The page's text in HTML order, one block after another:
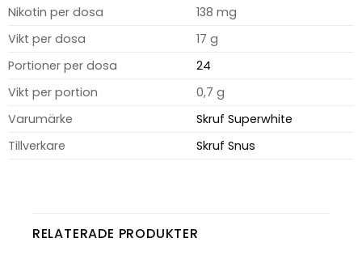
Nikotin per dosa
138 mg
Vikt per dosa
17 g
Portioner per dosa
24
Vikt per portion
0,7 g
Varumärke
Skruf Superwhite
Tillverkare
Skruf Snus
RELATERADE PRODUKTER